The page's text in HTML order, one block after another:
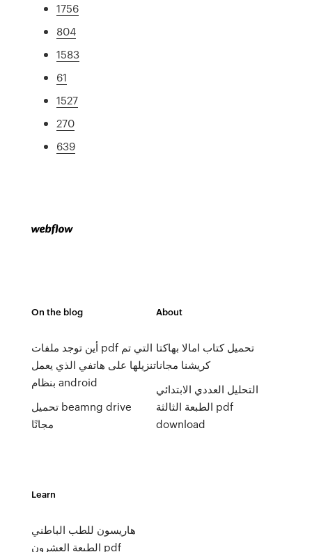
1756
804
1583
61
1527
270
639
On the blog
أين توجد ملفات pdf التي تم
تنزيلها على هاتفي الذي يعمل
بنظام android
تحميل beamng drive
مجانًا
About
تحميل كتاب امالا بهاكتا
كريشنا مجانا
التحليل العددي الابتدائي
الطبعة الثالثة pdf
download
Learn
هاريسون للطب الباطني
الطبعة العشرون pdf